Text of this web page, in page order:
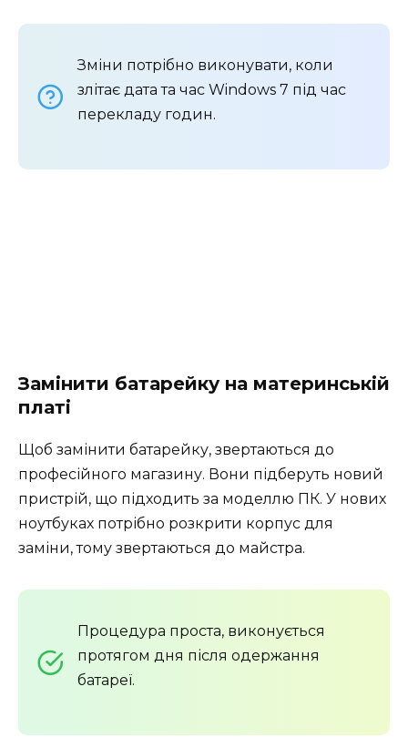
Зміни потрібно виконувати, коли
злітає дата та час Windows 7 під час
перекладу годин.
Замінити батарейку на материнській
платі
Щоб замінити батарейку, звертаються до
професійного магазину. Вони підберуть новий
пристрій, що підходить за моделлю ПК. У нових
ноутбуках потрібно розкрити корпус для
заміни, тому звертаються до майстра.
Процедура проста, виконується
протягом дня після одержання
батареї.